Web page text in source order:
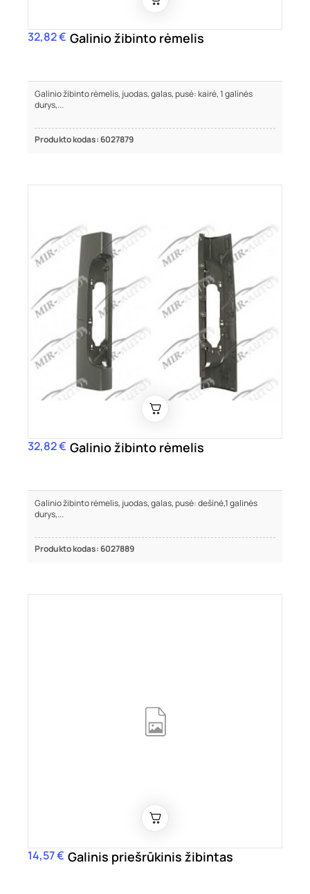
Kaina
32,82 € Galinio žibinto rėmelis
Galinio žibinto rėmelis, juodas, galas, pusė: kairė, 1 galinės
durys,...
Produkto kodas: 6027879
Kaina
32,82 € Galinio žibinto rėmelis
Galinio žibinto rėmelis, juodas, galas, pusė: dešinė,1 galinės
durys,...
Produkto kodas: 6027889
Kaina
14,57 € Galinis priešrūkinis žibintas